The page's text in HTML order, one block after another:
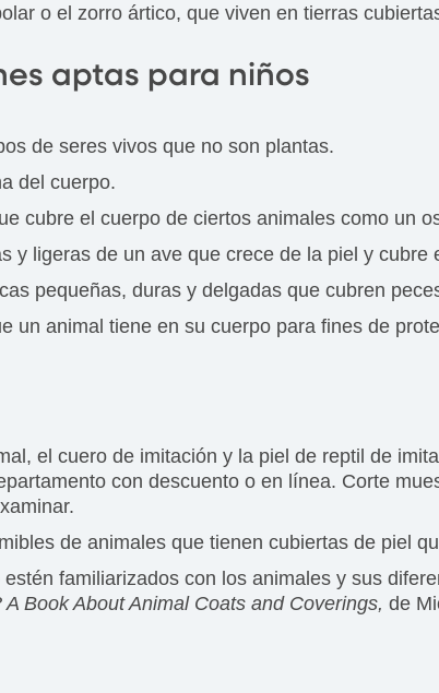
o el zorro ártico, que viven en tierras
aptas para niños
de seres vivos que no son plantas.
del cuerpo.
cubre el cuerpo de ciertos animales como un
y ligeras de un ave que crece de la piel y cubre
pequeñas, duras y delgadas que cubren
un animal tiene en su cuerpo para fines de
el cuero de imitación y la piel de reptil de
con descuento o en línea. Corte
de animales que tienen cubiertas de piel
familiarizados con los animales y sus
Book About Animal Coats and Coverings, de